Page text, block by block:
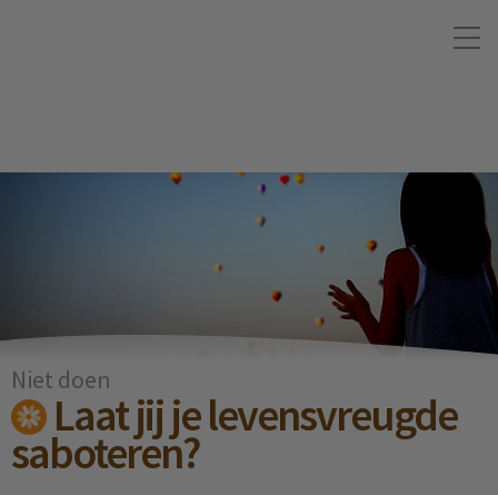
Niet doen
Laat jij je levensvreugde
saboteren?